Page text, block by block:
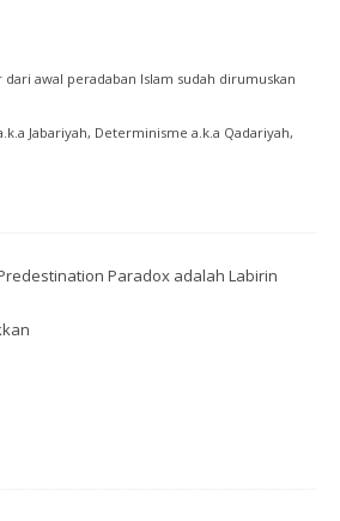
awal peradaban Islam sudah dirumuskan
Jabariyah, Determinisme a.k.a Qadariyah,
Paradox adalah Labirin